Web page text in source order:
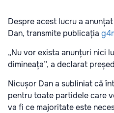
Despre acest lucru a
Dan, transmite publicația
„Nu vor exista anunțuri nici
dimineața”, a declarat
Nicușor Dan a subliniat că
pentru toate partidele care
va fi ce majoritate este